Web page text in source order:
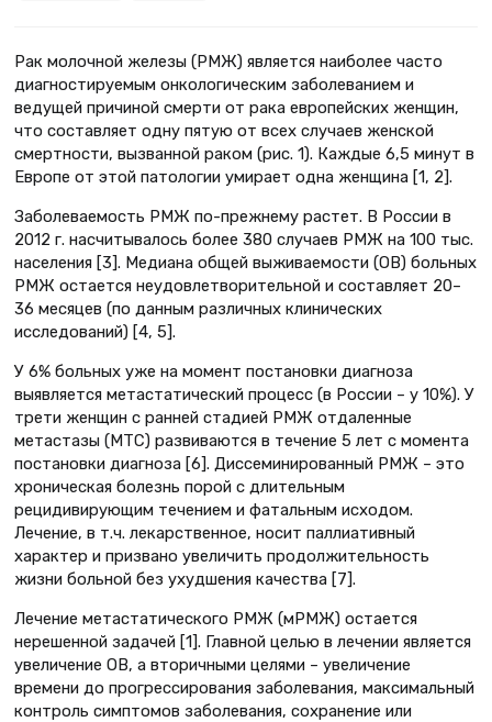
Рак молочной железы (РМЖ) является наиболее часто
диагностируемым онкологическим заболеванием и
ведущей причиной смерти от рака европейских женщин,
что составляет одну пятую от всех случаев женской
смертности, вызванной раком (рис. 1). Каждые 6,5 минут в
Европе от этой патологии умирает одна женщина [1, 2].
Заболеваемость РМЖ по-прежнему растет. В России в
2012 г. насчитывалось более 380 случаев РМЖ на 100 тыс.
населения [3]. Медиана общей выживаемости (ОВ) больных
РМЖ остается неудовлетворительной и составляет 20–
36 месяцев (по данным различных клинических
исследований) [4, 5].
У 6% больных уже на момент постановки диагноза
выявляется метастатический процесс (в России – у 10%). У
трети женщин с ранней стадией РМЖ отдаленные
метастазы (МТС) развиваются в течение 5 лет с момента
постановки диагноза [6]. Диссеминированный РМЖ – это
хроническая болезнь порой с длительным
рецидивирующим течением и фатальным исходом.
Лечение, в т.ч. лекарственное, носит паллиативный
характер и призвано увеличить продолжительность
жизни больной без ухудшения качества [7].
Лечение метастатического РМЖ (мРМЖ) остается
нерешенной задачей [1]. Главной целью в лечении является
увеличение ОВ, а вторичными целями – увеличение
времени до прогрессирования заболевания, максимальный
контроль симптомов заболевания, сохранение или